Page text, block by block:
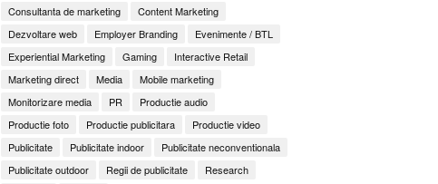
Consultanta de marketing
Content Marketing
Dezvoltare web
Employer Branding
Evenimente / BTL
Experiential Marketing
Gaming
Interactive Retail
Marketing direct
Media
Mobile marketing
Monitorizare media
PR
Productie audio
Productie foto
Productie publicitara
Productie video
Publicitate
Publicitate indoor
Publicitate neconventionala
Publicitate outdoor
Regii de publicitate
Research